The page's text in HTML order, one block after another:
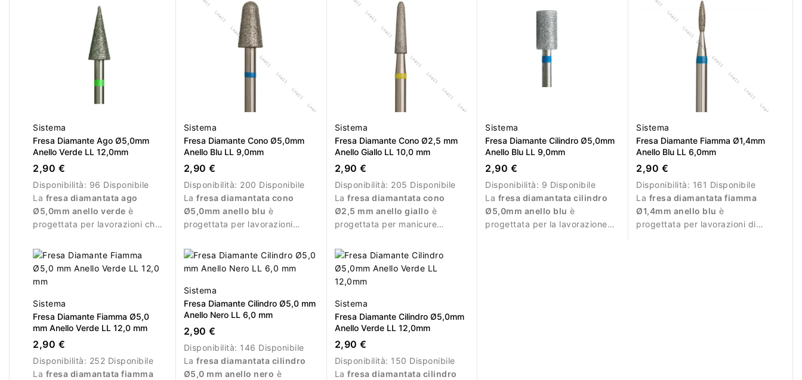
Sistema
Fresa Diamante Ago Ø5,0mm
Anello Verde LL 12,0mm
2,90 €
Disponibilità: 96 Disponibile
La fresa diamantata ago
Ø5,0mm anello verde è
progettata per lavorazioni che
Sistema
Fresa Diamante Cono Ø5,0mm
Anello Blu LL 9,0mm
2,90 €
Disponibilità: 200 Disponibile
Lafresa diamantata cono
Ø5,0mm anello blu è
progettata per lavorazioni
professionale.
Sistema
Fresa Diamante Cono Ø2,5 mm
Anello Giallo LL 10,0 mm
2,90 €
Disponibilità: 205 Disponibile
Lafresa diamantata cono
Ø2,5 mm anello giallo è
progettata per manicure
molto delicate.
Sistema
Fresa Diamante Cilindro Ø5,0mm
Anello Blu LL 9,0mm
2,90 €
Disponibilità: 9 Disponibile
La fresa diamantata cilindro
Ø5,0mm anello blu è
progettata per la lavorazione
Sistema
Fresa Diamante Fiamma Ø1,4mm
Anello Blu LL 6,0mm
2,90 €
Disponibilità: 161 Disponibile
La fresa diamantata fiamma
Ø1,4mm anello blu è
progettata per lavorazioni di
Sistema
Fresa Diamante Fiamma Ø5,0
mm Anello Verde LL 12,0 mm
2,90 €
Disponibilità: 252 Disponibile
La fresa diamantata fiamma
Sistema
Fresa Diamante Cilindro Ø5,0 mm
Anello Nero LL 6,0 mm
2,90 €
Disponibilità: 146 Disponibile
Lafresa diamantata cilindro
Ø5,0 mm anello nero è
Sistema
Fresa Diamante Cilindro Ø5,0mm
Anello Verde LL 12,0mm
2,90 €
Disponibilità: 150 Disponibile
Lafresa diamantata cilindro